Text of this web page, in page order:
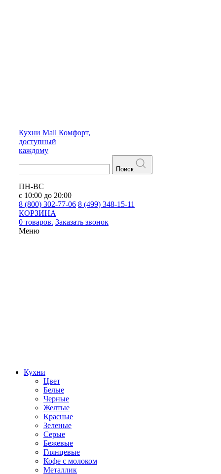
Кухни Mall Комфорт,
доступный
каждому
Поиск
ПН-ВС
с 10:00 до 20:00
8 (800) 302-77-06 8 (499) 348-15-11
КОРЗИНА
0 товаров. Заказать звонок
Меню
Кухни
Цвет
Белые
Черные
Желтые
Красные
Зеленые
Серые
Бежевые
Глянцевые
Кофе с молоком
Металлик